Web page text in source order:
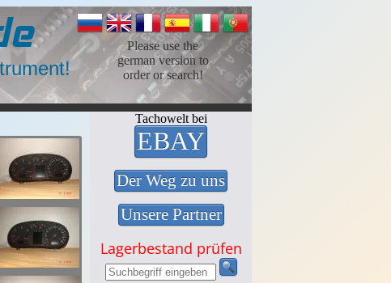
Please use the
german version to
order or search!
Tachowelt bei
EBAY
Der Weg zu uns
Unsere Partner
Lagerbestand prüfen